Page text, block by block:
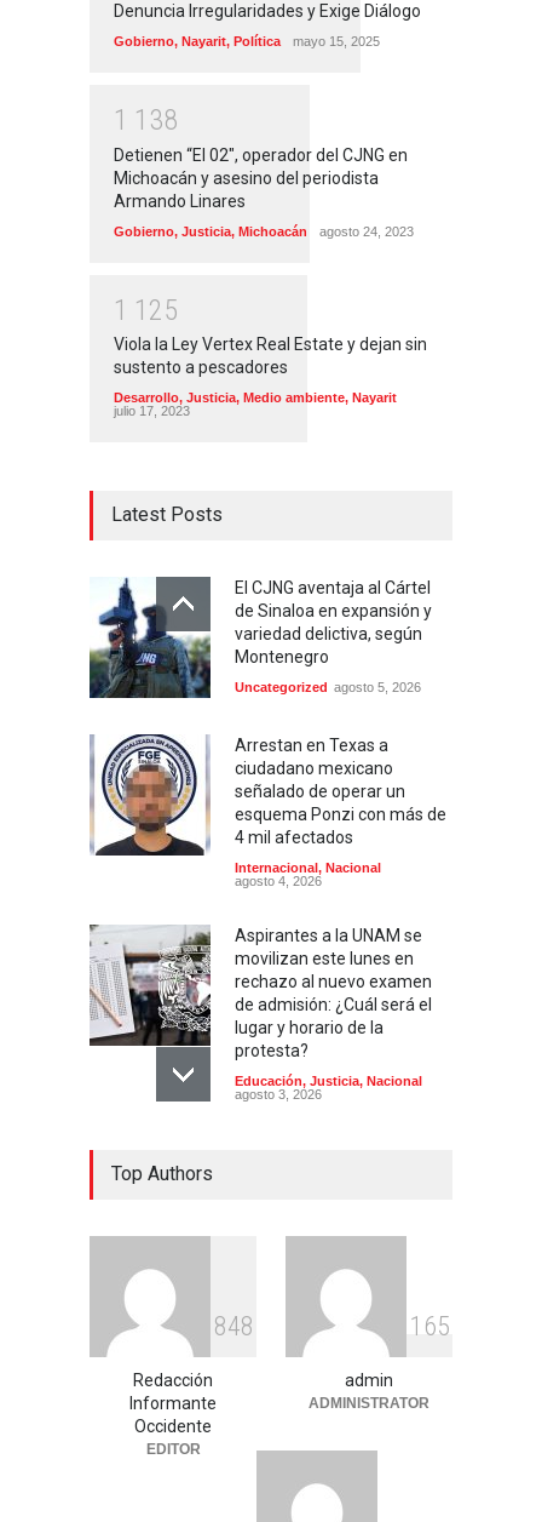
Denuncia Irregularidades y Exige Diálogo
Gobierno, Nayarit, Política mayo 15, 2025
1 1 38
Detienen “El 02″, operador del CJNG en
Michoacán y asesino del periodista
Armando Linares
Gobierno, Justicia, Michoacán agosto 24, 2023
1 1 25
Viola la Ley Vertex Real Estate y dejan sin
sustento a pescadores
Desarrollo, Justicia, Medio ambiente, Nayarit
julio 17, 2023
Latest Posts
El CJNG aventaja al Cártel
de Sinaloa en expansión y
variedad delictiva, según
Montenegro
Uncategorized agosto 5, 2026
Arrestan en Texas a
ciudadano mexicano
señalado de operar un
esquema Ponzi con más de
4 mil afectados
Internacional , Nacional
agosto 4, 2026
Aspirantes a la UNAM se
movilizan este lunes en
rechazo al nuevo examen
de admisión: ¿Cuál será el
lugar y horario de la
protesta?
Educación, Justicia, Nacional
agosto 3, 2026
Entre críticas por nepotismo
y demandas de
transparencia, COREMEX
enfrenta un nuevo desafío
Uncategorized julio 30, 2026
Top Authors
848
Redacción
Informante
Occidente
EDITOR
1 65
admin
ADMINISTRATOR